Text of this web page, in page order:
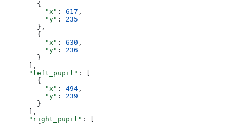
        {
          "x"
: 617 ,
          "y"
: 235
        },
        {
          "x"
: 630 ,
          "y"
: 236
        }
      ],
      "left_pupil"
: [
        {
          "x"
: 494 ,
          "y"
: 239
        }
      ],
      "right_pupil"
: [